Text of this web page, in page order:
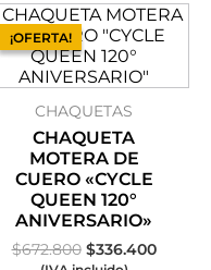
¡OFERTA!
¡OFERTA!
CHAQUETAS
CHAQUETA
MOTERA DE
CUERO «CYCLE
QUEEN 120°
ANIVERSARIO»
$672.800
El
precio
original
era:
$672.800.
$336.400
El
precio
Este
producto
tiene
múltiples
variantes.
Las
opciones
se
pueden
elegir
en
la
página